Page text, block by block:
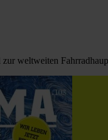
weltweiten